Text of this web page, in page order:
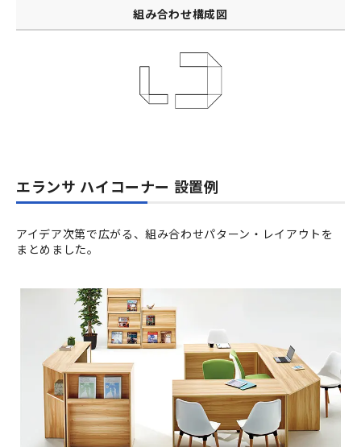
組み合わせ構成図
エランサ ハイコーナー 設置例
アイデア次第で広がる、組み合わせパターン・レイアウトを
まとめました。